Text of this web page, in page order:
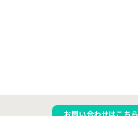
お問い合わせはこちら